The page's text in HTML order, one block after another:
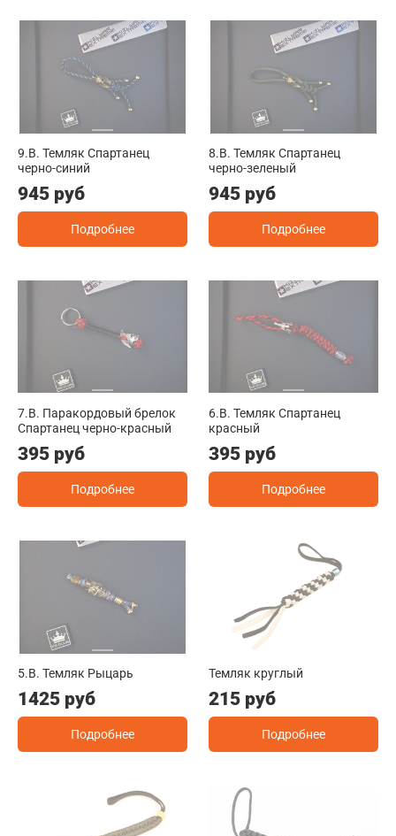
9.B. Темляк Спартанец
черно-синий
945 руб
Подробнее
8.B. Темляк Спартанец
черно-зеленый
945 руб
Подробнее
7.B. Паракордовый брелок
Спартанец черно-красный
395 руб
Подробнее
6.B. Темляк Спартанец
красный
395 руб
Подробнее
5.B. Темляк Рыцарь
1425 руб
Подробнее
Темляк круглый
215 руб
Подробнее